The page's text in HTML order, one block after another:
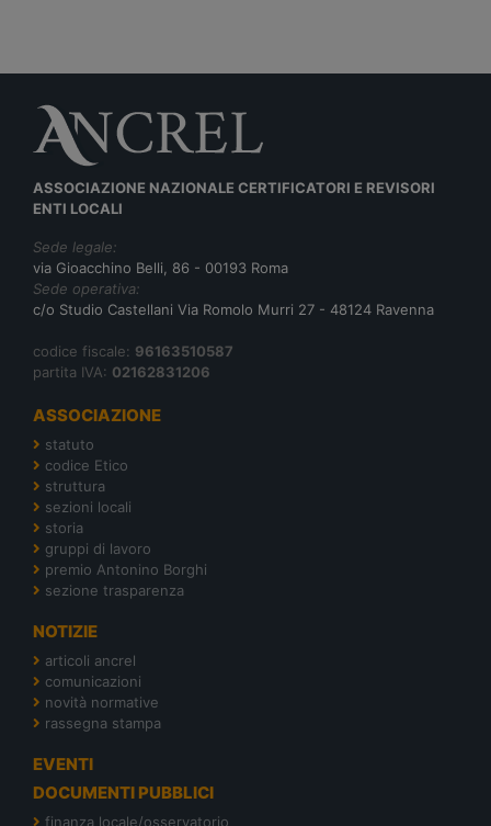
ASSOCIAZIONE NAZIONALE CERTIFICATORI E REVISORI
ENTI LOCALI
Sede legale:
via Gioacchino Belli, 86 - 00193 Roma
Sede operativa:
c/o Studio Castellani Via Romolo Murri 27 - 48124 Ravenna
codice fiscale: 96163510587
partita IVA: 02162831206
ASSOCIAZIONE
statuto
codice Etico
struttura
sezioni locali
storia
gruppi di lavoro
premio Antonino Borghi
sezione trasparenza
NOTIZIE
articoli ancrel
comunicazioni
novità normative
rassegna stampa
EVENTI
DOCUMENTI PUBBLICI
finanza locale/osservatorio